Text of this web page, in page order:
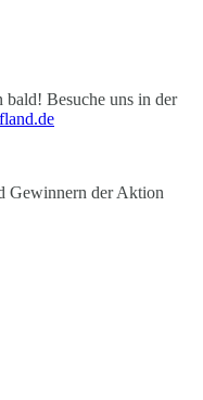
bald! Besuche uns in der
Gewinnern der Aktion